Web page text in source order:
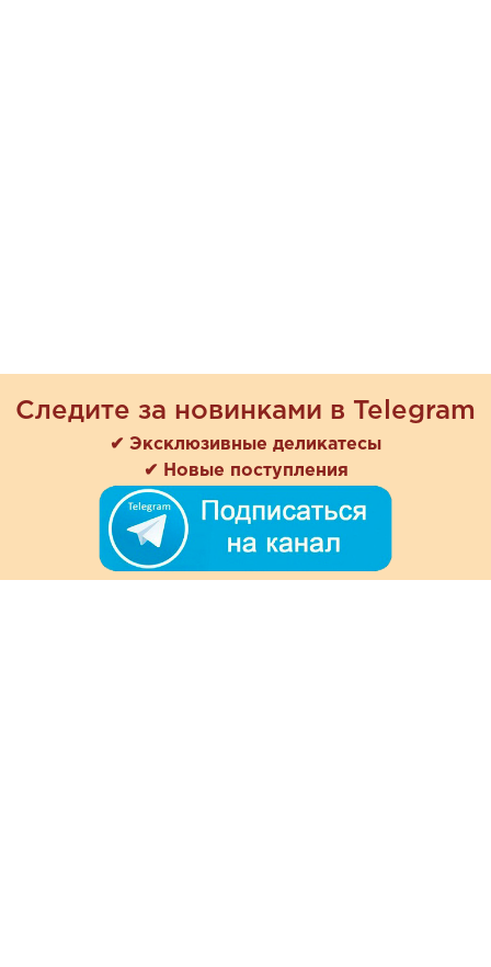
Следите за новинками в Telegram
✔ Эксклюзивные деликатесы
✔ Новые поступления